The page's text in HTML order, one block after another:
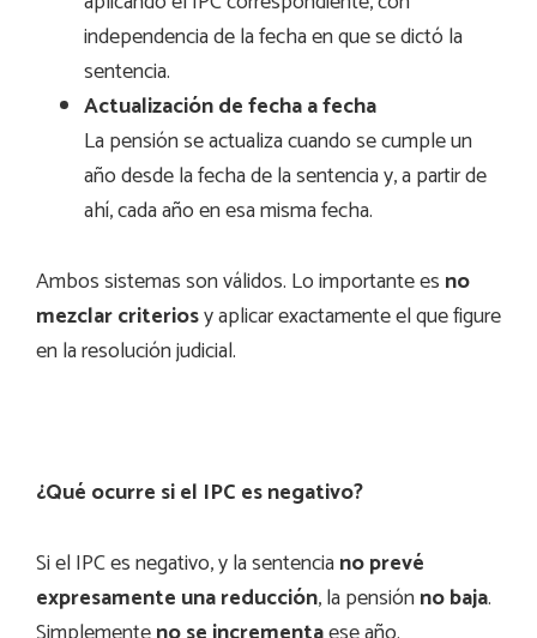
independencia de la fecha en que se dictó la
sentencia.
Actualización de fecha a fecha
La pensión se actualiza cuando se cumple un
año desde la fecha de la sentencia y, a partir de
ahí, cada año en esa misma fecha.
Ambos sistemas son válidos. Lo importante es no
mezclar criteriosy aplicar exactamente el que figure
en la resolución judicial.
¿Qué ocurre si el IPC es negativo?
Si el IPC es negativo, y la sentenciano prevé
expresamente una reducción, la pensiónno baja.